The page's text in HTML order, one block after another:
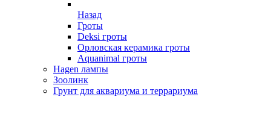
Назад
Гроты
Deksi гроты
Орловская керамика гроты
Aquanimal гроты
Hagen лампы
Зоолинк
Грунт для аквариума и террариума